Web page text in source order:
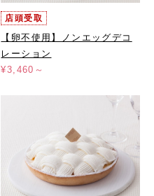
店頭受取
【卵不使用】ノンエッグデコ
レーション
¥3,460～